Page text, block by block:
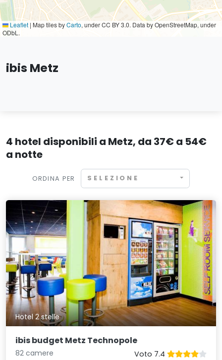
Leaflet | Map tiles byCarto, under CC BY 3.0. Data by OpenStreetMap, under
ODbL.
ibis Metz
4 hotel disponibili a Metz, da 37€ a 54€
a notte
ORDINA PER SELEZIONE
Hotel 2 stelle
ibis budget Metz Technopole
82 camere
Voto 7.4